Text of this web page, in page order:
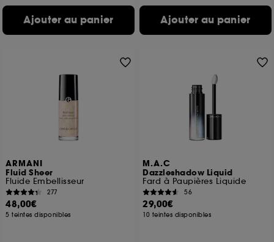
Ajouter au panier Ajouter au panier
ARMANI
Fluid Sheer
Fluide Embellisseur
277
48,00€
5 teintes disponibles
M.A.C
Dazzleshadow Liquid
Fard à Paupières Liquide
56
29,00€
10 teintes disponibles